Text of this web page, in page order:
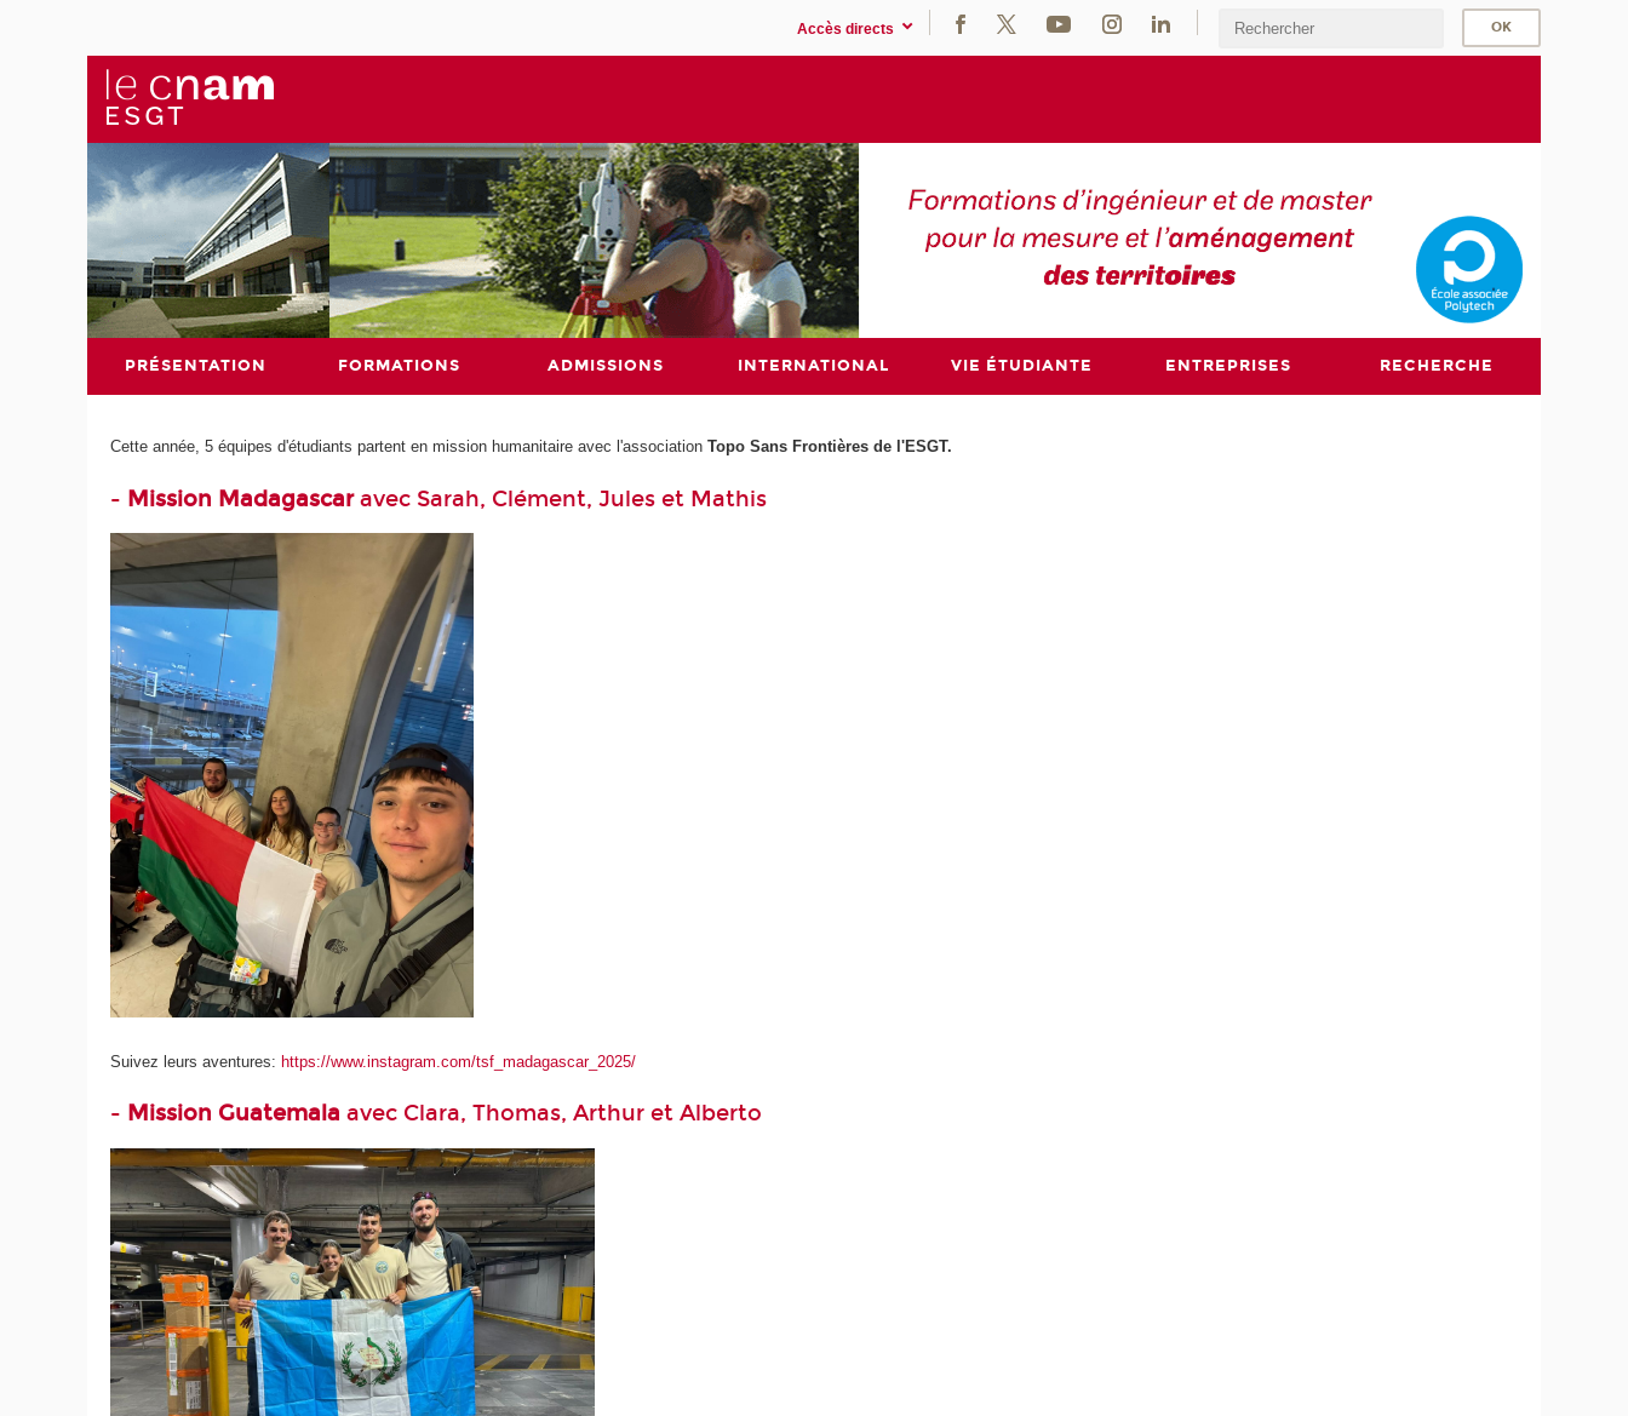
Accès directs
PRÉSENTATION FORMATIONS ADMISSIONS INTERNATIONAL VIE ÉTUDIANTE ENTREPRISES RECHERCHE
Cette année, 5 équipes d'étudiants partent en mission humanitaire avec l'associationTopo Sans Frontières de l'ESGT.
- Mission Madagascaravec Sarah, Clément, Jules et Mathis
Suivez leurs aventures:https://www.instagram.com/tsf_madagascar_2025/
- Mission Guatemalaavec Clara, Thomas, Arthur et Alberto